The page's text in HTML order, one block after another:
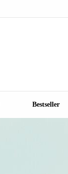
Bestseller